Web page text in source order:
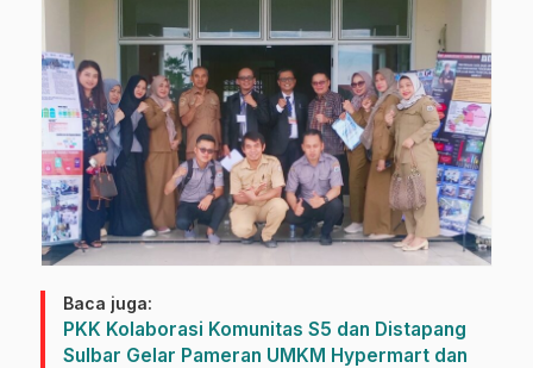
Baca juga:
PKK Kolaborasi Komunitas S5 dan Distapang
Sulbar Gelar Pameran UMKM Hypermart dan